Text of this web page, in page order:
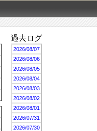
過去ログ
2026/08/07
2026/08/06
2026/08/05
2026/08/04
2026/08/03
2026/08/02
2026/08/01
2026/07/31
2026/07/30